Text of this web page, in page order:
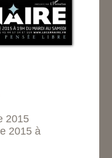
2015
2015 à